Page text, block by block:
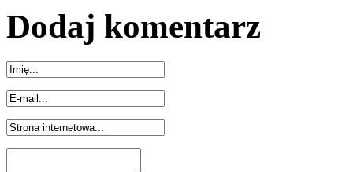
Dodaj komentarz